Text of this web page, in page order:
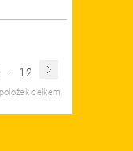
12
položek celkem